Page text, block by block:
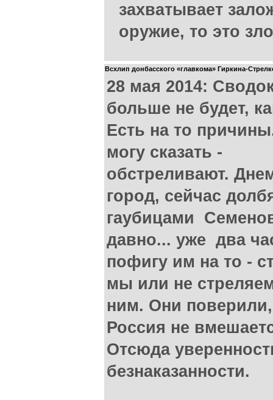
захватывает
оружие, то это
Всхлип донбасского «главкома» Гиркина-
28 мая 2014:
больше не будет,
Есть на то
могу сказать -
обстреливают.
город, сейчас
гаубицами
давно... уже два
пофигу им на то -
мы или не
ним. Они
Россия не
Отсюда
безнаказанности.